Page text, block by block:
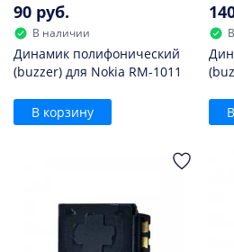
90 руб.
В наличии
Динамик полифонический
(buzzer) для Nokia RM-1011
В корзину